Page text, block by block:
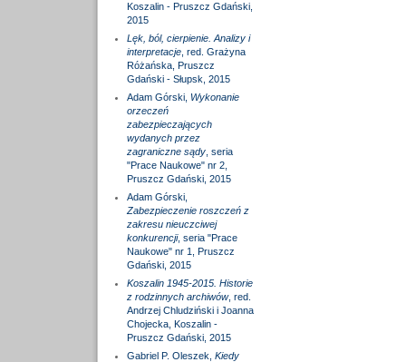
Koszalin - Pruszcz Gdański,
2015
Lęk, ból, cierpienie. Analizy i
interpretacje, red. Grażyna
Różańska, Pruszcz
Gdański - Słupsk, 2015
Adam Górski, Wykonanie
orzeczeń
zabezpieczających
wydanych przez
zagraniczne sądy, seria
"Prace Naukowe" nr 2,
Pruszcz Gdański, 2015
Adam Górski,
Zabezpieczenie roszczeń z
zakresu nieuczciwej
konkurencji, seria "Prace
Naukowe" nr 1, Pruszcz
Gdański, 2015
Koszalin 1945-2015. Historie
z rodzinnych archiwów, red.
Andrzej Chludziński i Joanna
Chojecka, Koszalin -
Pruszcz Gdański, 2015
Gabriel P. Oleszek, Kiedy